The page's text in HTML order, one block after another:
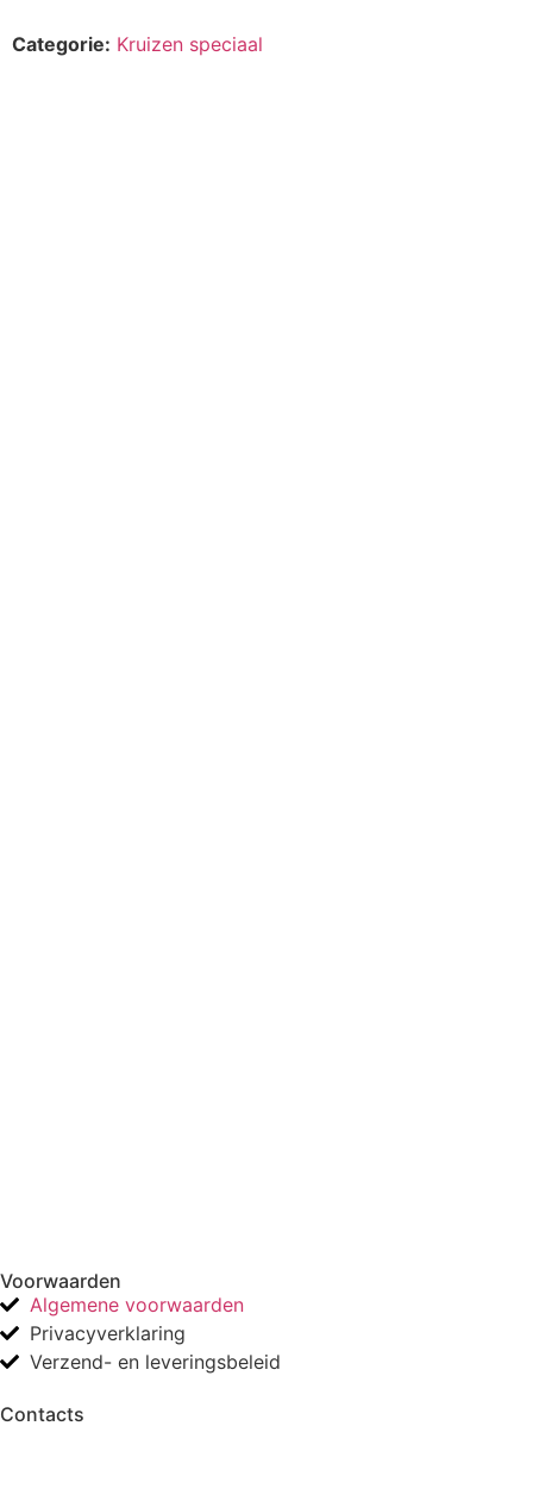
Categorie: Kruizen speciaal
Voorwaarden
Algemene voorwaarden
Privacyverklaring
Verzend- en leveringsbeleid
Contacts